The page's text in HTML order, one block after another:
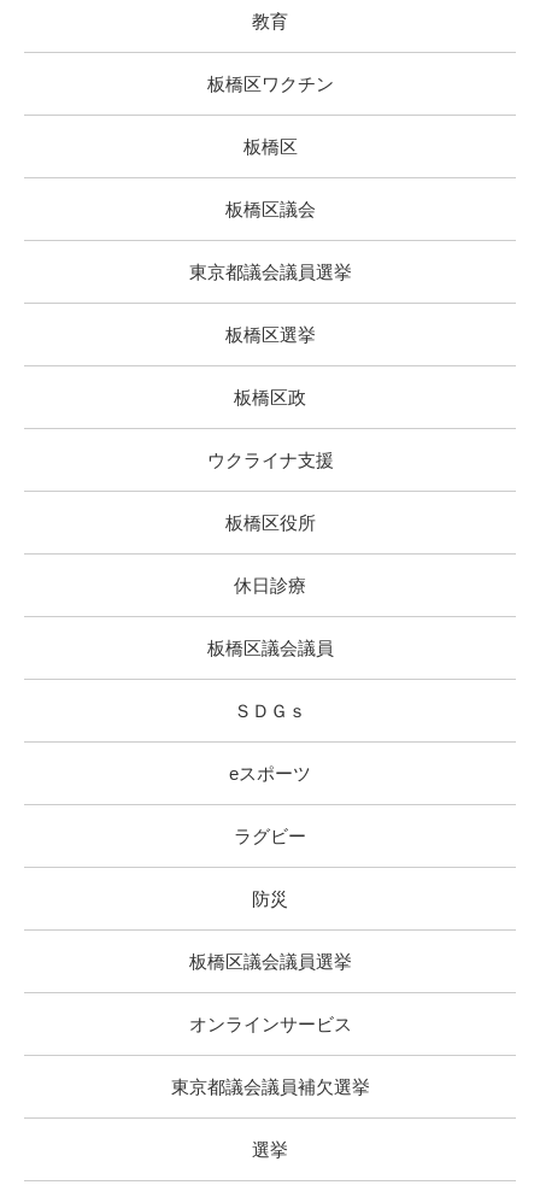
教育
板橋区ワクチン
板橋区
板橋区議会
東京都議会議員選挙
板橋区選挙
板橋区政
ウクライナ支援
板橋区役所
休日診療
板橋区議会議員
ＳＤＧｓ
eスポーツ
ラグビー
防災
板橋区議会議員選挙
オンラインサービス
東京都議会議員補欠選挙
選挙